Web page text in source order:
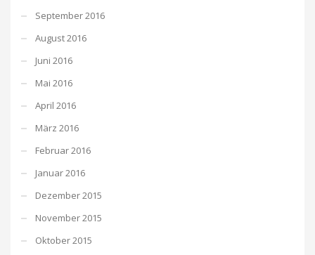
September 2016
August 2016
Juni 2016
Mai 2016
April 2016
März 2016
Februar 2016
Januar 2016
Dezember 2015
November 2015
Oktober 2015